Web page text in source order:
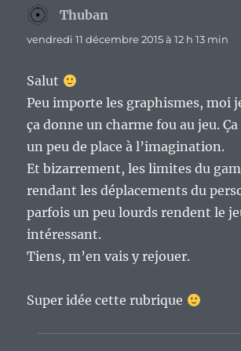
Thuban
vendredi 11 décembre 2015 à 12 h 13 min
Salut
Peu importe les graphismes, moi
ça donne un charme fou au jeu.
un peu de place à l’imagination.
Et bizarrement, les limites du
rendant les déplacements du
parfois un peu lourds rendent le
intéressant.
Tiens, m’en vais y rejouer.
Super idée cette rubrique